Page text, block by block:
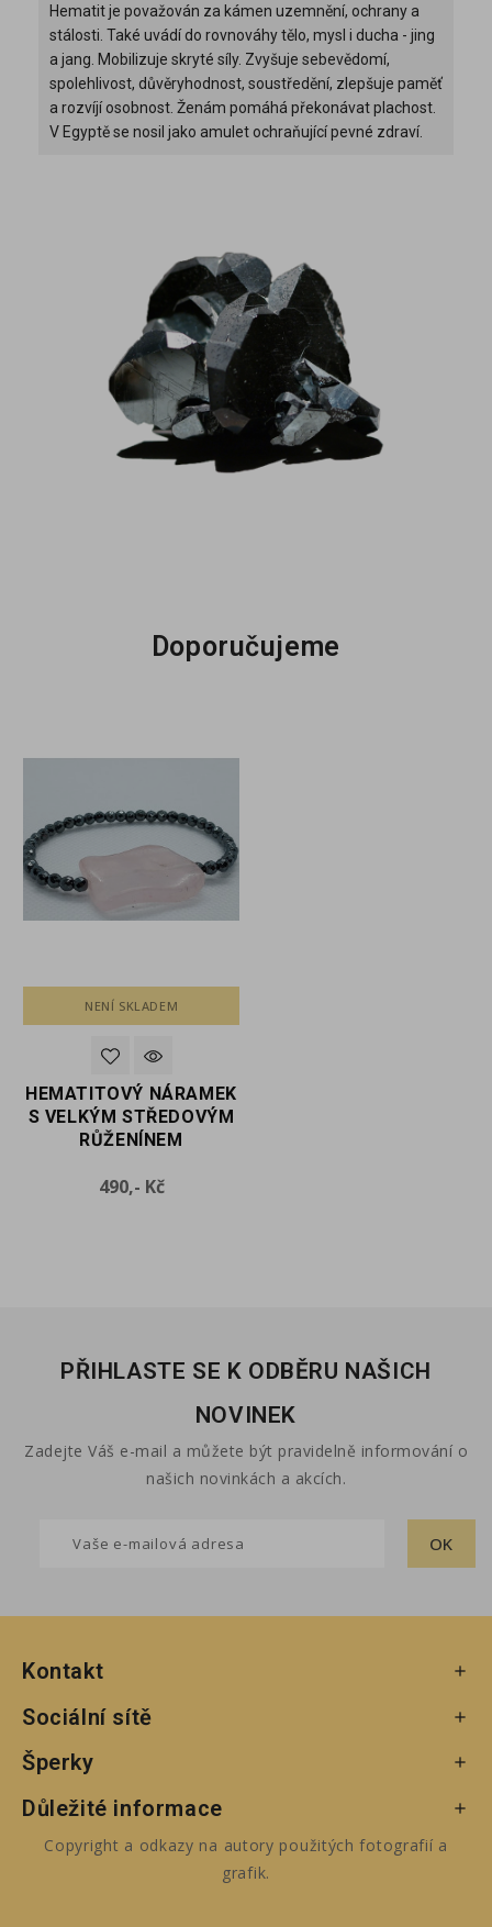
Hematit je považován za kámen uzemnění, ochrany a
stálosti. Také uvádí do rovnováhy tělo, mysl i ducha - jing
a jang. Mobilizuje skryté síly. Zvyšuje sebevědomí,
spolehlivost, důvěryhodnost, soustředění, zlepšuje paměť
a rozvíjí osobnost. Ženám pomáhá překonávat plachost.
V Egyptě se nosil jako amulet ochraňující pevné zdraví.
Doporučujeme
NENÍ SKLADEM
HEMATITOVÝ NÁRAMEK
S VELKÝM STŘEDOVÝM
RŮŽENÍNEM
490,- KčCena
PŘIHLASTE SE K ODBĚRU NAŠICH
NOVINEK
Zadejte Váš e-mail a můžete být pravidelně informování o
našich novinkách a akcích.
Kontakt 
Sociální sítě 
Šperky 
Důležité informace 
Copyright a odkazy na autory použitých fotografií a
grafik.